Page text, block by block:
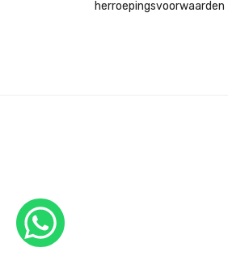
herroepingsvoorwaarden